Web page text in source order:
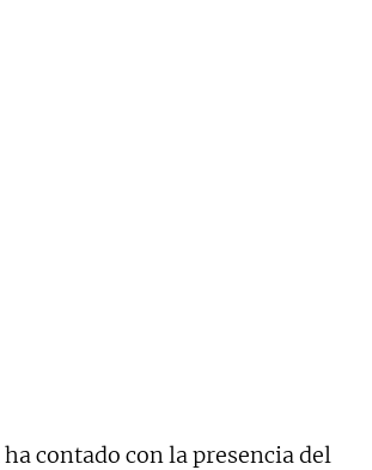
ha contado con la presencia del